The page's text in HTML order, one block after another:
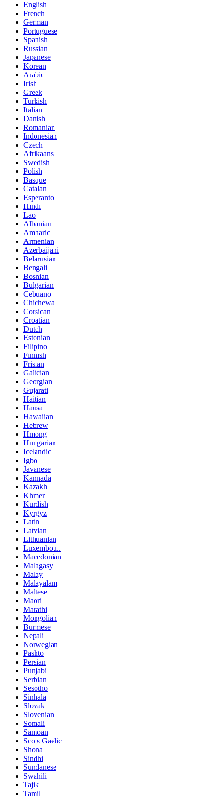
English
French
German
Portuguese
Spanish
Russian
Japanese
Korean
Arabic
Irish
Greek
Turkish
Italian
Danish
Romanian
Indonesian
Czech
Afrikaans
Swedish
Polish
Basque
Catalan
Esperanto
Hindi
Lao
Albanian
Amharic
Armenian
Azerbaijani
Belarusian
Bengali
Bosnian
Bulgarian
Cebuano
Chichewa
Corsican
Croatian
Dutch
Estonian
Filipino
Finnish
Frisian
Galician
Georgian
Gujarati
Haitian
Hausa
Hawaiian
Hebrew
Hmong
Hungarian
Icelandic
Igbo
Javanese
Kannada
Kazakh
Khmer
Kurdish
Kyrgyz
Latin
Latvian
Lithuanian
Luxembou..
Macedonian
Malagasy
Malay
Malayalam
Maltese
Maori
Marathi
Mongolian
Burmese
Nepali
Norwegian
Pashto
Persian
Punjabi
Serbian
Sesotho
Sinhala
Slovak
Slovenian
Somali
Samoan
Scots Gaelic
Shona
Sindhi
Sundanese
Swahili
Tajik
Tamil